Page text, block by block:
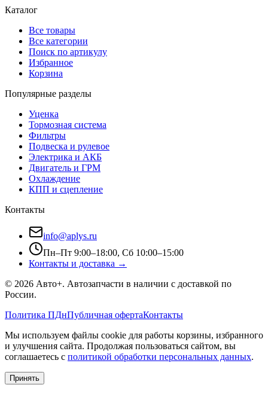
Каталог
Все товары
Все категории
Поиск по артикулу
Избранное
Корзина
Популярные разделы
Уценка
Тормозная система
Фильтры
Подвеска и рулевое
Электрика и АКБ
Двигатель и ГРМ
Охлаждение
КПП и сцепление
Контакты
info@aplys.ru
Пн–Пт 9:00–18:00, Сб 10:00–15:00
Контакты и доставка →
© 2026 Авто+. Автозапчасти в наличии с доставкой по
России.
Политика ПДнПубличная офертаКонтакты
Мы используем файлы cookie для работы корзины, избранного
и улучшения сайта. Продолжая пользоваться сайтом, вы
соглашаетесь с политикой обработки персональных данных.
Принять